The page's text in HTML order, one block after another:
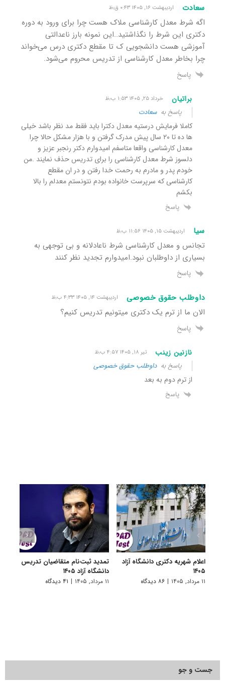
سعادت اردیبهشت ۱۶, ۱۴۰۵ ۰:۴۳ ق٫ظ
اگه شرط معدل کارشناسی ملاک هست چرا برای ورود به دوره
دکتری این شرط را نگذاشتید..این نمونه بارز ناعدالتی
آموزشی هست دانشجویی ک تا مقطع دکتری درس می‌خواند
چرا بخاطر معدل کارشناسی از تدریس محروم می‌شود.
پاسخ
براتیان خرداد ۲۵, ۱۴۰۵ ۱:۵۳ ب٫ظ
پاسخ بهسعادت
کاملا فرمایش درستیه معدل دکترا باید فقط مد نظر باشد خیلی
ها ده تا ۲۰ سال پیش مدرک گرفتن و با هزار مشکل حالا چرا
معدل کارشناسی واقعا متاسفم امیدوارم دکتر رنجبر عزیز و
دلسوز شرط معدل کارشناسی را برای تدریس حذف نمایند .من
خودم پدر و مادرم به رحمت خدا رفتن و در ان مقطع
کارشناسی که سرپرست خانواده بودم نتونستم معدلم را بالا
بکشم
پاسخ
سیا اردیبهشت ۱۵, ۱۴۰۵ ۱۱:۵۶ ب٫ظ
تجانس و معدل کارشناسی شرط ناعادلانه و بی توجهی به
بسیاری از داوطلبان نبود.امیدوارم تجدید نظر کنند
پاسخ
داوطلب حقوق خصوصی اردیبهشت ۱۴, ۱۴۰۵ ۴:۳۳ ب٫ظ
الان ما از ترم یک دکتری میتونیم تدریس کنیم؟
پاسخ
نازنین زینب تیر ۱۸, ۱۴۰۵ ۴:۵۷ ب٫ظ
پاسخ بهداوطلب حقوق خصوصی
از ترم دوم به بعد
پاسخ
اعلام شهریه دکتری دانشگاه آزاد
۱۴۰۵
۱۱ مرداد, ۱۴۰۵ | ۸۶ دیدگاه
تمدید ثبت‌نام متقاضیان تدریس
دانشگاه آزاد ۱۴۰۵
۱۱ مرداد, ۱۴۰۵ | ۴۱ دیدگاه
جست و جو